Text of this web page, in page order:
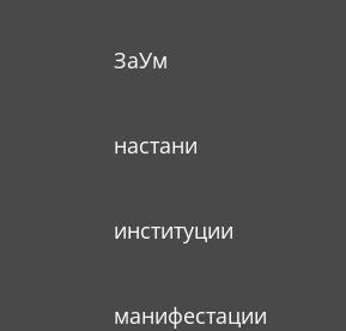
ЗаУм
настани
институции
манифестации